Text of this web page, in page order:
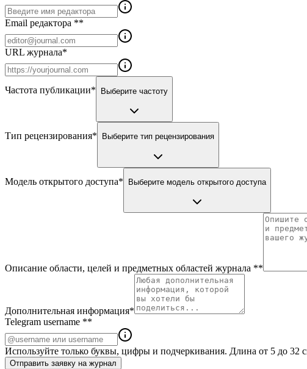
Email редактора **
URL журнала*
Частота публикации* Выберите частоту
Тип рецензирования* Выберите тип рецензирования
Модель открытого доступа* Выберите модель открытого доступа
Описание области, целей и предметных областей журнала **
Дополнительная информация*
Telegram username **
Используйте только буквы, цифры и подчеркивания. Длина от 5 до 32
Отправить заявку на журнал